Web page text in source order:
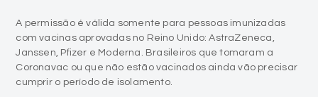
A permissão é válida somente para pessoas imunizadas
com vacinas aprovadas no Reino Unido: AstraZeneca,
Janssen, Pfizer e Moderna. Brasileiros que tomaram a
Coronavac ou que não estão vacinados ainda vão precisar
cumprir o período de isolamento.